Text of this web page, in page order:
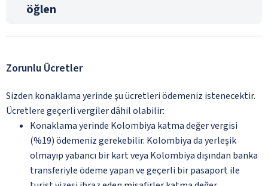
öğlen
Zorunlu Ücretler
Sizden konaklama yerinde şu ücretleri ödemeniz istenecektir.
Ücretlere geçerli vergiler dâhil olabilir:
Konaklama yerinde Kolombiya katma değer vergisi
(%19) ödemeniz gerekebilir. Kolombiya da yerleşik
olmayıp yabancı bir kart veya Kolombiya dışından banka
transferiyle ödeme yapan ve geçerli bir pasaport ile